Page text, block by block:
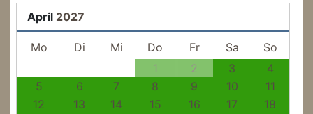
April 2027
Mo Di Mi Do Fr Sa
So
1
2 3
4
5
6 7 8 9 10
11
12
13 14 15 16 17
18